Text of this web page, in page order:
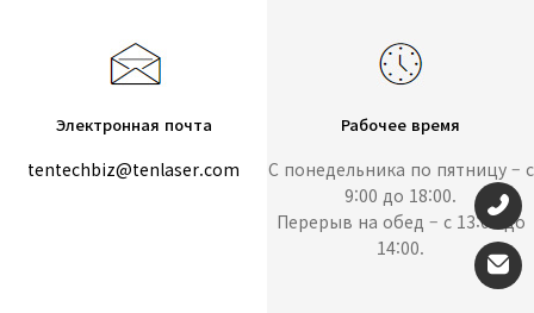
Электронная почта
tentechbiz@tenlaser.com
Рабочее время
С понедельника по пятницу – с
9:00 до 18:00.
Перерыв на обед – с 13:00 до
14:00.